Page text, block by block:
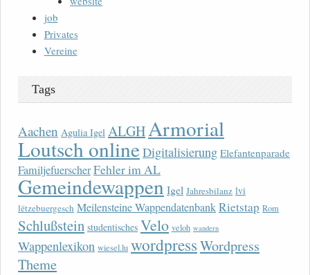
job
Privates
Vereine
Tags
Aachen Agulia Igel ALGHArmorial
Loutsch onlineDigitalisierung Elefantenparade
FamiljefuerscherFehler im AL
Gemeindewappen Igel Jahresbilanz lvi
lëtzebuergesch Meilensteine WappendatenbankRietstap Rom
Schlußstein studentisches Velo veloh wandern
Wappenlexikon wiesel.lu wordpressWordpress
Theme